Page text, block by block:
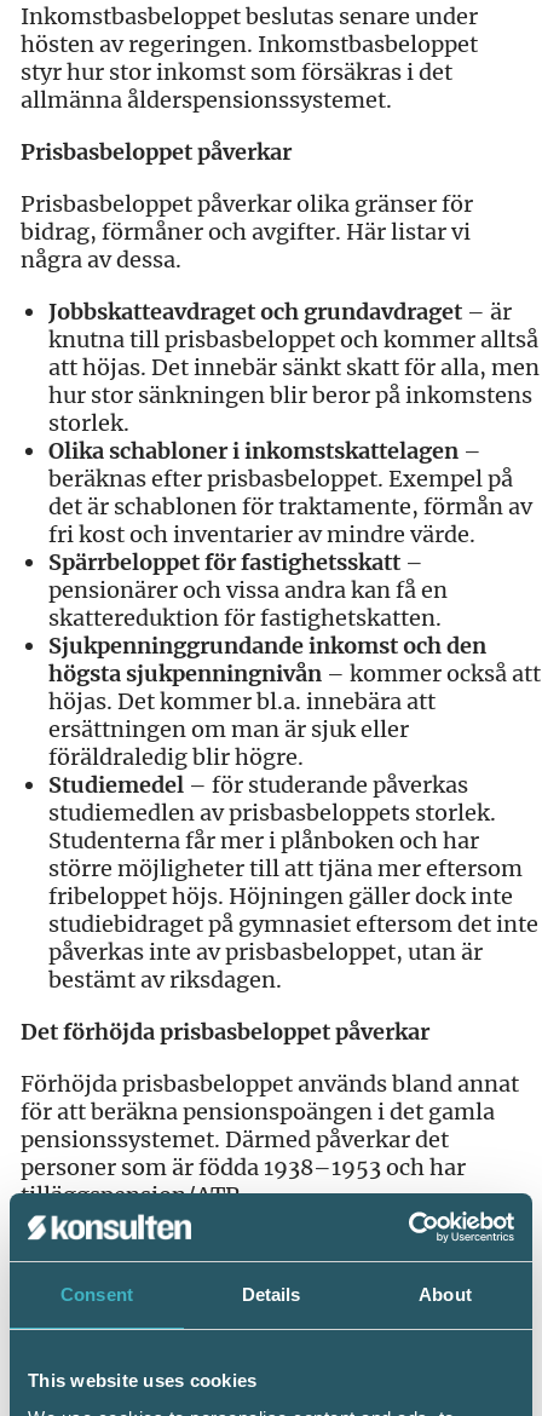
Consent Details About
This website uses cookies
Inkomstbasbeloppet beslutas senare under
hösten av regeringen. Inkomstbasbeloppet
styr hur stor inkomst som försäkras i det
allmänna ålderspensionssystemet.
Prisbasbeloppet påverkar
Prisbasbeloppet påverkar olika gränser för
bidrag, förmåner och avgifter. Här listar vi
några av dessa.
Jobbskatteavdraget och grundavdraget – är
knutna till prisbasbeloppet och kommer alltså
att höjas. Det innebär sänkt skatt för alla, men
hur stor sänkningen blir beror på inkomstens
storlek.
Olika schabloner i inkomstskattelagen –
beräknas efter prisbasbeloppet. Exempel på
det är schablonen för traktamente, förmån av
fri kost och inventarier av mindre värde.
Spärrbeloppet för fastighetsskatt –
pensionärer och vissa andra kan få en
skattereduktion för fastighetskatten.
Sjukpenninggrundande inkomst och den
högsta sjukpenningnivån – kommer också att
höjas. Det kommer bl.a. innebära att
ersättningen om man är sjuk eller
föräldraledig blir högre.
Studiemedel – för studerande påverkas
studiemedlen av prisbasbeloppets storlek.
Studenterna får mer i plånboken och har
större möjligheter till att tjäna mer eftersom
fribeloppet höjs. Höjningen gäller dock inte
studiebidraget på gymnasiet eftersom det inte
påverkas inte av prisbasbeloppet, utan är
bestämt av riksdagen.
Det förhöjda prisbasbeloppet påverkar
Förhöjda prisbasbeloppet används bland annat
för att beräkna pensionspoängen i det gamla
pensionssystemet. Därmed påverkar det
personer som är födda 1938–1953 och har
tilläggspension/ATP.
Skiktgränsen för statlig inkomstskatt –
Även skiktgränsen för statlig inkomstskatt
förändringen av konsumentprisindex.
Skiktgränsen uppgår till det föregående